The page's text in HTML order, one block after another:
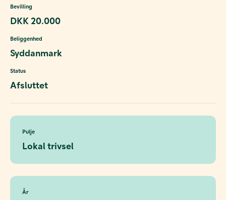
Bevilling
DKK 20.000
Beliggenhed
Syddanmark
Status
Afsluttet
Pulje
Lokal trivsel
År